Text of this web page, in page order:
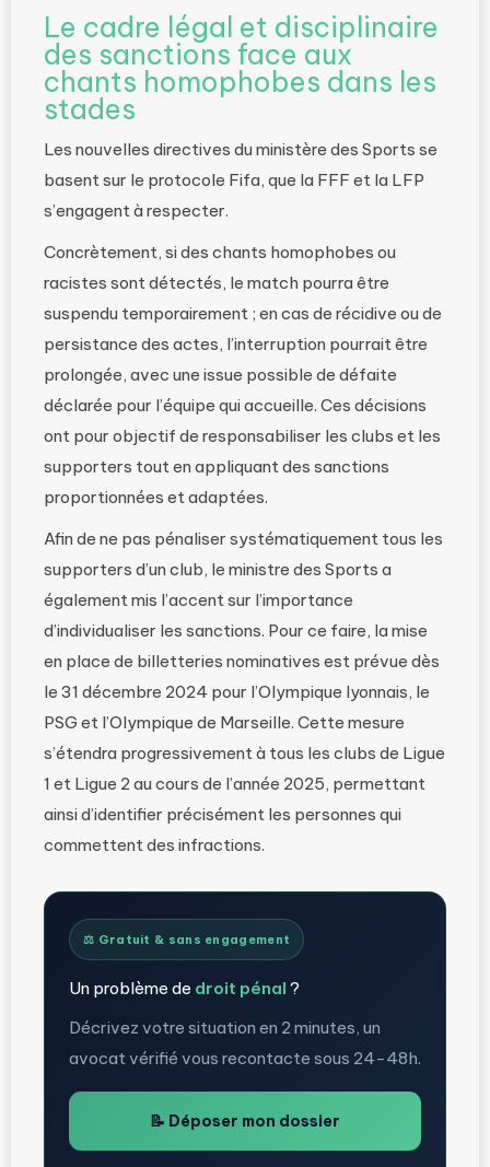
Le cadre légal et disciplinaire
des sanctions face aux
chants homophobes dans les
stades
Les nouvelles directives du ministère des Sports se
basent sur le protocole Fifa, que la FFF et la LFP
s’engagent à respecter.
Concrètement, si des chants homophobes ou
racistes sont détectés, le match pourra être
suspendu temporairement ; en cas de récidive ou de
persistance des actes, l’interruption pourrait être
prolongée, avec une issue possible de défaite
déclarée pour l’équipe qui accueille. Ces décisions
ont pour objectif de responsabiliser les clubs et les
supporters tout en appliquant des sanctions
proportionnées et adaptées.
Afin de ne pas pénaliser systématiquement tous les
supporters d’un club, le ministre des Sports a
également mis l’accent sur l’importance
d’individualiser les sanctions. Pour ce faire, la mise
en place de billetteries nominatives est prévue dès
le 31 décembre 2024 pour l’Olympique lyonnais, le
PSG et l’Olympique de Marseille. Cette mesure
s’étendra progressivement à tous les clubs de Ligue
1 et Ligue 2 au cours de l’année 2025, permettant
ainsi d’identifier précisément les personnes qui
commettent des infractions.
⚖️ Gratuit & sans engagement
Un problème de droit pénal ?
Décrivez votre situation en 2 minutes, un
avocat vérifié vous recontacte sous 24-48h.
📝 Déposer mon dossier